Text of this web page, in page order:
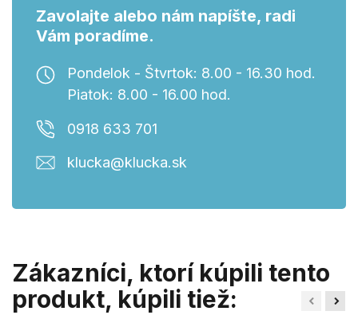
Zavolajte alebo nám napíšte, radi
Vám poradíme.
Pondelok - Štvrtok: 8.00 - 16.30 hod.
Piatok: 8.00 - 16.00 hod.
0918 633 701
klucka@klucka.sk
Zákazníci, ktorí kúpili tento
produkt, kúpili tiež: